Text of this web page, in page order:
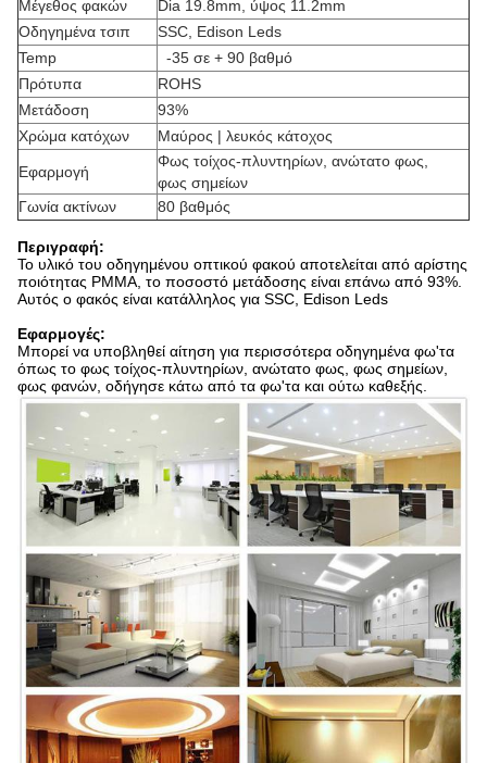
Μέγεθος φακών
Dia 19.8mm, ύψος 11.2mm
Οδηγημένα τσιπ
SSC, Edison Leds
Temp
-35 σε + 90 βαθμό
Πρότυπα
ROHS
Μετάδοση
93%
Χρώμα κατόχων
Μαύρος | λευκός κάτοχος
Εφαρμογή
Φως τοίχος-πλυντηρίων, ανώτατο φως,
φως σημείων
Γωνία ακτίνων
80 βαθμός
Περιγραφή:
Το υλικό του οδηγημένου οπτικού φακού αποτελείται από αρίστης
ποιότητας PMMA, το ποσοστό μετάδοσης είναι επάνω από 93%.
Αυτός ο φακός είναι κατάλληλος για SSC, Edison Leds
Εφαρμογές:
Μπορεί να υποβληθεί αίτηση για περισσότερα οδηγημένα φω'τα
όπως το φως τοίχος-πλυντηρίων, ανώτατο φως, φως σημείων,
φως φανών, οδήγησε κάτω από τα φω'τα και ούτω καθεξής.